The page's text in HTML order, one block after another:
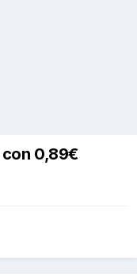
0,89€